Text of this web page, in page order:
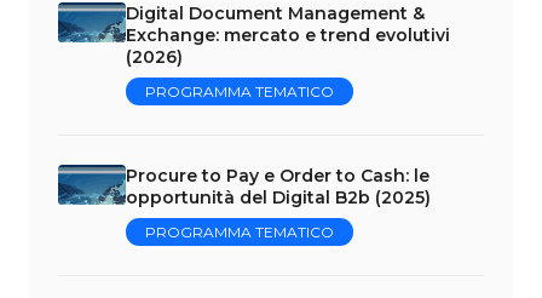
Digital Document Management &
Exchange: mercato e trend evolutivi
(2026)
PROGRAMMA TEMATICO
Procure to Pay e Order to Cash: le
opportunità del Digital B2b (2025)
PROGRAMMA TEMATICO